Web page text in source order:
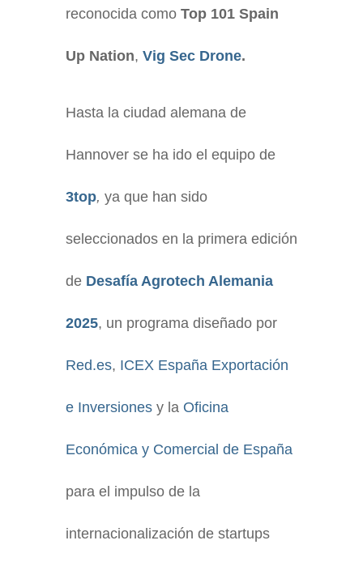
reconocida como Top 101 Spain
Up Nation, Vig Sec Drone.
Hasta la ciudad alemana de
Hannover se ha ido el equipo de
3top, ya que han sido
seleccionados en la primera edición
de Desafía Agrotech Alemania
2025, un programa diseñado por
Red.es, ICEX España Exportación
e Inversionesy la Oficina
Económica y Comercial de España
para el impulso de la
internacionalización de startups